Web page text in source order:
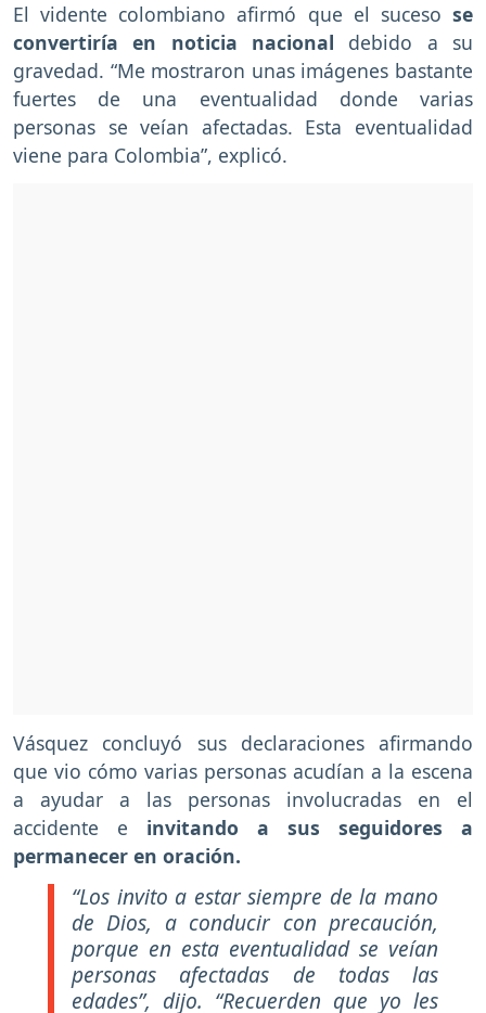
El vidente colombiano afirmó que el suceso se
convertiría en noticia nacional debido a su
gravedad. “Me mostraron unas imágenes bastante
fuertes de una eventualidad donde varias
personas se veían afectadas. Esta eventualidad
viene para Colombia”, explicó.
Vásquez concluyó sus declaraciones afirmando
que vio cómo varias personas acudían a la escena
a ayudar a las personas involucradas en el
accidente e invitando a sus seguidores a
permanecer en oración.
“Los invito a estar siempre de la mano
de Dios, a conducir con precaución,
porque en esta eventualidad se veían
personas afectadas de todas las
edades”, dijo. “Recuerden que yo les